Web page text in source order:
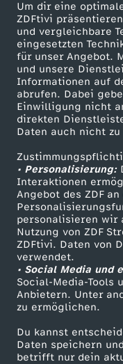
Um dir eine
ZDFtivi
und vergleichbare
eingesetzten
für unser Angebot.
und unsere
Informationen auf
abrufen. Dabei
Einwilligung nicht
direkten
Daten auch nicht
• Personalisierung:
Interaktionen
Angebot des ZDF
personalisieren wir
Nutzung von ZDF
ZDFtivi. Daten von
verwendet.
• Social Media und
Social-Media-Tools
Anbietern. Unter
zu ermöglichen.
Du kannst
Daten speichern
betrifft nur dein
e
n
U
n
t
e
r
s
u
c
h
Mehr ZDF
ZDF-Apps
Smart TV
ZDFtext
Livestreams
Sendungen A-Z
TV-Programm
ZDF Unternehmen
Karriere
ZDF goes Schule